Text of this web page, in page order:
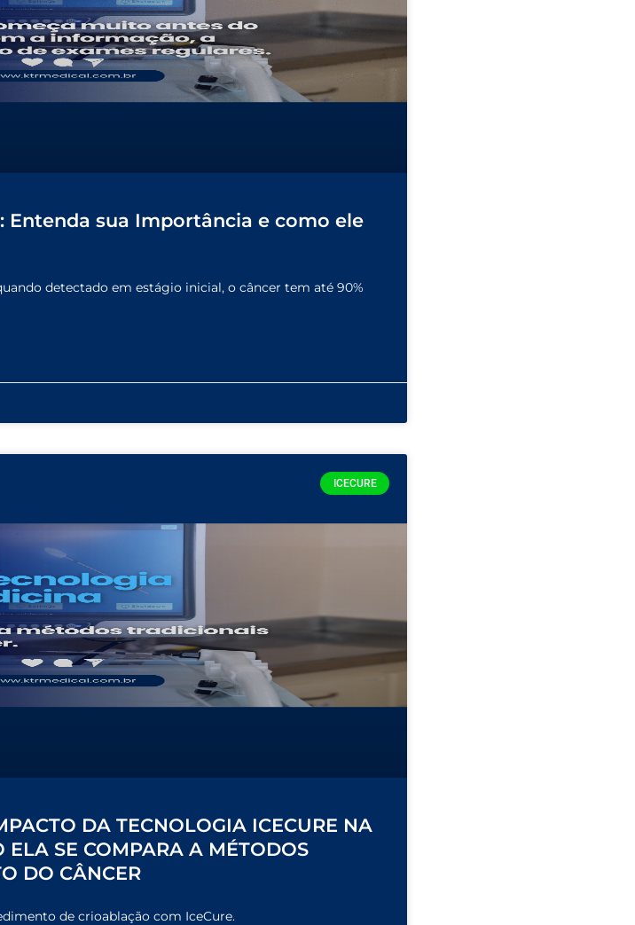
Entenda sua Importância e como ele
detectado em estágio inicial, o câncer tem até 90%
ICECURE
DA TECNOLOGIA ICECURE NA
SE COMPARA A MÉTODOS
DO CÂNCER
de crioablação com IceCure.